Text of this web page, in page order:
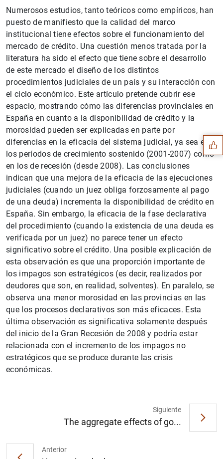
Numerosos estudios, tanto teóricos como empíricos, han
puesto de manifiesto que la calidad del marco
institucional tiene efectos sobre el funcionamiento del
mercado de crédito. Una cuestión menos tratada por la
literatura ha sido el efecto que tiene sobre el desarrollo
de este mercado el diseño de los distintos
procedimientos judiciales de un país y su interacción con
el ciclo económico. Este artículo pretende cubrir ese
espacio, mostrando cómo las diferencias provinciales en
España en cuanto a la disponibilidad de crédito y la
morosidad pueden ser explicadas en parte por
diferencias en la eficacia del sistema judicial, ya sea en
los períodos de crecimiento sostenido (2001-2007) como
en los de recesión (desde 2008). Las conclusiones
indican que una mejora de la eficacia de las ejecuciones
judiciales (cuando un juez obliga forzosamente al pago
de una deuda) incrementa la disponibilidad de crédito en
España. Sin embargo, la eficacia de la fase declarativa
del procedimiento (cuando la existencia de una deuda es
verificada por un juez) no parece tener un efecto
significativo sobre el crédito. Una posible explicación de
esta observación es que una proporción importante de
los impagos son estratégicos (es decir, realizados por
deudores que son, en realidad, solventes). En paralelo, se
observa una menor morosidad en las provincias en las
que los procesos declarativos son más eficaces. Esta
última observación es significativa solamente después
del inicio de la Gran Recesión de 2008 y podría estar
relacionada con el incremento de los impagos no
estratégicos que se produce durante las crisis
económicas.
Anterior
Siguiente
The aggregate effects of go...
Sugerencias
1 2